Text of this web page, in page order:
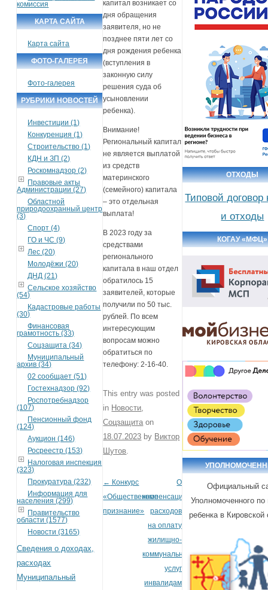
комиссия
КАРТА САЙТА
Карта сайта
ФОТО-ГАЛЕРЕЯ
Фото-галерея
РУБРИКИ НОВОСТЕЙ
Инвестиции (1)
Конкуренция (1)
Строительство (1)
КДН и ЗП (2)
Роскомнадзор (2)
Правовые акты
Администрации (27)
Областной
природоохранный центр
(3)
Спорт (4)
ГО и ЧС (9)
Лес (20)
Молодёжи (20)
ДНД (21)
Сельское хозяйство
(54)
Кадастровые работы
(30)
Финансовая
грамотность (33)
Соцзащита (34)
Муниципальный
архив (34)
02 сообщает (51)
Гостехнадзор (92)
Роспотребнадзор
(107)
Пенсионный фонд
(124)
Аукцион (146)
Росреестр (153)
Налоговая инспекция
(323)
Прокуратура (232)
Информация для
населения (299)
Правительство
области (1577)
Новости (3165)
Сведения о доходах,
расходах
Муниципальный
капитал возникает со
дня обращения
заявителя, но не
позднее пяти лет со
дня рождения ребенка
(вступления в
законную силу
решения суда об
усыновлении
ребенка).
Внимание!
Региональный капитал
не является выплатой
из средств
материнского
(семейного) капитала
– это отдельная
выплата!
В 2023 году за
средствами
регионального
капитала в наш отдел
обратилось 15
заявителей, которые
получили по 50 тыс.
рублей. По всем
интересующим
вопросам можно
обратиться по
телефону: 2-16-40.
This entry was posted
in Новости,
Соцзащита on
18.07.2023 by Виктор
Шутов.
Post navigation
← Конкурс
«Общественное
признание»
О
компенсации
расходов
на оплату
жилищно-
коммунальных
услуг
инвалидам
ОТХОДЫ
Типовой
и отходы
КОГАУ «МФЦ»
Официальный
Уполномоченного
ребенка в Кировской